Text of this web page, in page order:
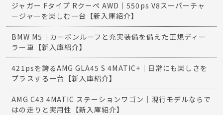
ジャガー Fタイプ Rクーペ AWD｜550ps V8スーパーチャ
ージャーを楽しむ一台【新入庫紹介】
BMW M5｜カーボンルーフと充実装備を備えた正規ディー
ラー車【新入庫紹介】
421psを誇るAMG GLA45 S 4MATIC+｜日常にも楽しさを
プラスする一台【新入庫紹介】
AMG C43 4MATIC ステーションワゴン｜現行モデルならで
はの走りと実用性【新入庫紹介】